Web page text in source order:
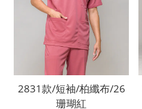
2831款/短袖/柏纖布/26
珊瑚紅